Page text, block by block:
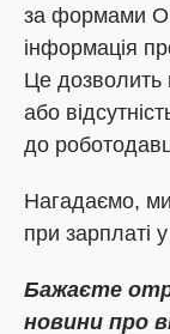
за формами
інформація
Це дозволить
або
до
Нагадаємо,
при зарплаті
Бажаєте
новини про